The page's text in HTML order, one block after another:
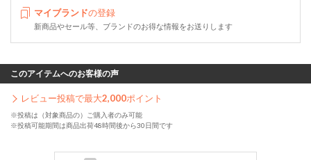
マイブランドの登録
新商品やセール等、ブランドのお得な情報をお送りします
このアイテムへのお客様の声
レビュー投稿で最大2,000ポイント
※投稿は（対象商品の）ご購入者のみ可能
※投稿可能期間は商品出荷48時間後から30日間です